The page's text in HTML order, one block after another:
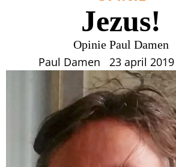
Jezus!
Opinie Paul Damen
Paul Damen 23 april 2019